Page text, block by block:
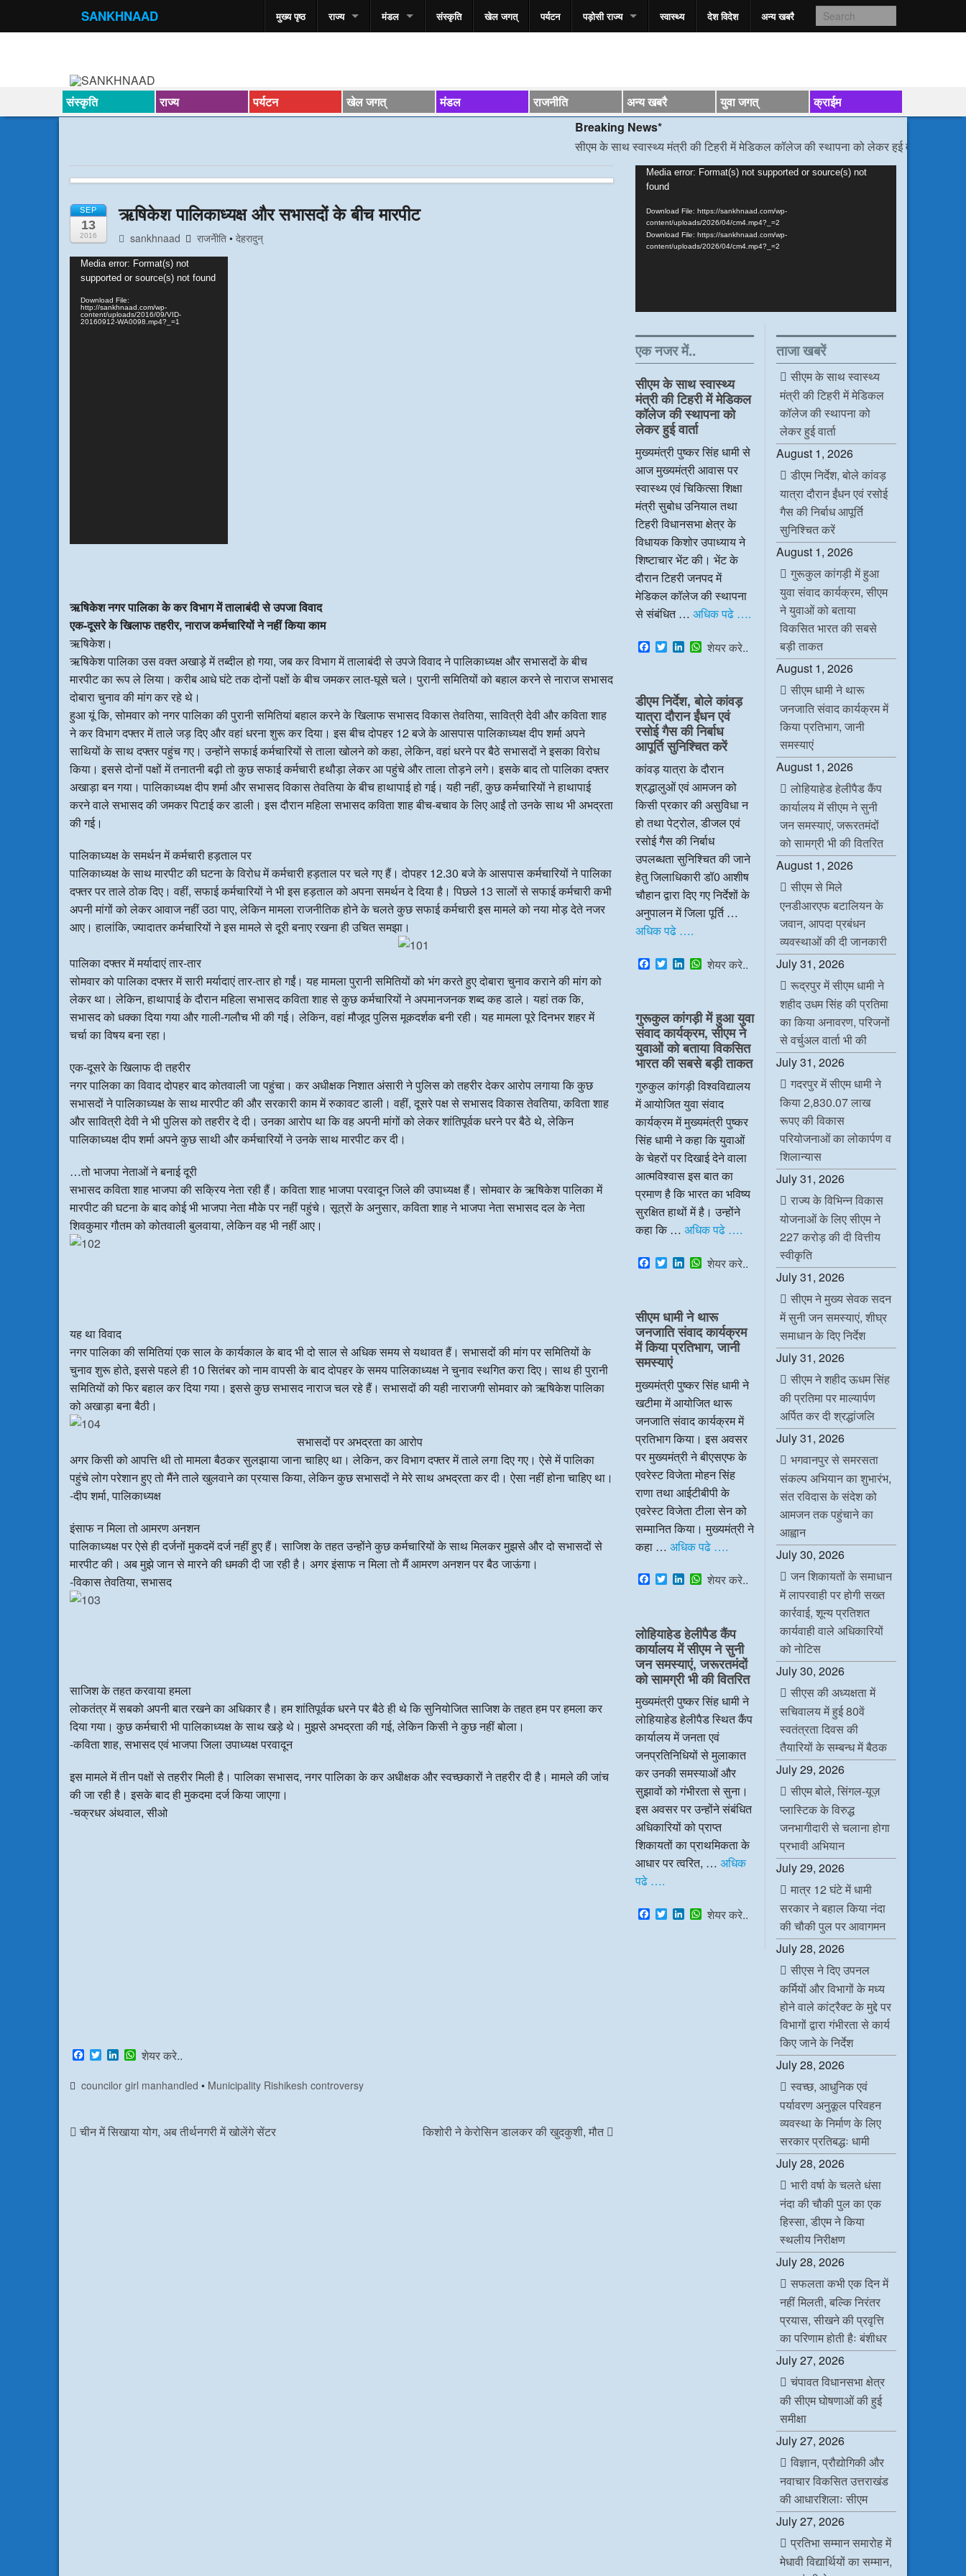
SANKHNAAD मुख्य पृष्ठ राज्य मंडल संस्कृति खेल जगत् पर्यटन पड़ोसी राज्य स्वास्‍थ्य देश विदेश अन्य खबरै
संस्कृति राज्य पर्यटन खेल जगत् मंडल राजनीति अन्य खबरै युवा जगत्
क्राईम
Breaking News*
सीएम के साथ स्वास्थ्य मंत्री की टिहरी में मेडिकल कॉलेज की स्थापना को लेकर हुई वार्ता/*/डीएम निर्देश,
SEP
13
2016
ऋषिकेश पालिकाध्यक्ष और सभासदों के बीच मारपीट
sankhnaad राजनेीति •देहरादुन्
Video
Player
Media error: Format(s) not
supported or source(s) not found
Download File:
http://sankhnaad.com/wp-
content/uploads/2016/09/VID-
20160912-WA0098.mp4?_=1
ऋषिकेश नगर पालिका के कर विभाग में तालाबंदी से उपजा विवाद
एक-दूसरे के खिलाफ तहरीर, नाराज कर्मचारियों ने नहीं किया काम
ऋषिकेश।
ऋषिकेश पालिका उस वक्त अखाड़े में तब्दील हो गया, जब कर विभाग में तालाबंदी से उपजे विवाद ने पालिकाध्यक्ष और सभासदों के बीच
मारपीट का रूप ले लिया। करीब आधे घंटे तक दोनों पक्षों के बीच जमकर लात-घूसे चले। पुरानी समितियों को बहाल करने से नाराज सभासद
दोबारा चुनाव की मांग कर रहे थे।
हुआ यूं कि, सोमवार को नगर पालिका की पुरानी समितियां बहाल करने के खिलाफ सभासद विकास तेवतिया, सावित्री देवी और कविता शाह
ने कर विभाग दफ्तर में ताले जड़ दिए और वहां धरना शुरू कर दिया। इस बीच दोपहर 12 बजे के आसपास पालिकाध्यक्ष दीप शर्मा अपने
साथियों के साथ दफ्तर पहुंच गए। उन्होंने सफाई कर्मचारियों से ताला खोलने को कहा, लेकिन, वहां धरने पर बैठे सभासदों ने इसका विरोध
किया। इससे दोनों पक्षों में तनातनी बढ़ी तो कुछ सफाई कर्मचारी हथौड़ा लेकर आ पहुंचे और ताला तोड़ने लगे। इसके बाद तो पालिका दफ्तर
अखाड़ा बन गया। पालिकाध्यक्ष दीप शर्मा और सभासद विकास तेवतिया के बीच हाथापाई हो गई। यही नहीं, कुछ कर्मचारियों ने हाथापाई
करने वाले सभासद की जमकर पिटाई कर डाली। इस दौरान महिला सभासद कविता शाह बीच-बचाव के लिए आईं तो उनके साथ भी अभद्रता
की गई।
पालिकाध्यक्ष के समर्थन में कर्मचारी हड़ताल पर
पालिकाध्यक्ष के साथ मारपीट की घटना के विरोध में कर्मचारी हड़ताल पर चले गए हैं। दोपहर 12.30 बजे के आसपास कर्मचारियों ने पालिका
दफ्तर पर ताले ठोक दिए। वहीं, सफाई कर्मचारियों ने भी इस हड़ताल को अपना समर्थन दे दिया है। पिछले 13 सालों से सफाई कर्मचारी कभी
अपनी मांगों को लेकर आवाज नहीं उठा पाए, लेकिन मामला राजनीतिक होने के चलते कुछ सफाई कर्मचारी इस मामले को नया मोड़ देते नजर
आए। हालांकि, ज्यादातर कर्मचारियों ने इस मामले से दूरी बनाए रखना ही उचित समझा।
पालिका दफ्तर में मर्यादाएं तार-तार
सोमवार को पालिका दफ्तर में सारी मर्यादाएं तार-तार हो गईं। यह मामला पुरानी समितियों को भंग करते हुए दोबारा चुनाव कराने की मांग को
लेकर था। लेकिन, हाथापाई के दौरान महिला सभासद कविता शाह से कुछ कर्मचारियों ने अपमानजनक शब्द कह डाले। यहां तक कि,
सभासद को धक्का दिया गया और गाली-गलौच भी की गई। लेकिन, वहां मौजूद पुलिस मूकदर्शक बनी रही। यह मामला पूरे दिनभर शहर में
चर्चा का विषय बना रहा।
एक-दूसरे के खिलाफ दी तहरीर
नगर पालिका का विवाद दोपहर बाद कोतवाली जा पहुंचा। कर अधीक्षक निशात अंसारी ने पुलिस को तहरीर देकर आरोप लगाया कि कुछ
सभासदों ने पालिकाध्यक्ष के साथ मारपीट की और सरकारी काम में रुकावट डाली। वहीं, दूसरे पक्ष से सभासद विकास तेवतिया, कविता शाह
और सावित्री देवी ने भी पुलिस को तहरीर दे दी। उनका आरोप था कि वह अपनी मांगों को लेकर शांतिपूर्वक धरने पर बैठे थे, लेकिन
पालिकाध्यक्ष दीप शर्मा अपने कुछ साथी और कर्मचारियों ने उनके साथ मारपीट कर दी।
…तो भाजपा नेताओं ने बनाई दूरी
सभासद कविता शाह भाजपा की सक्रिय नेता रही हैं। कविता शाह भाजपा परवादून जिले की उपाध्यक्ष हैं। सोमवार के ऋषिकेश पालिका में
मारपीट की घटना के बाद कोई भी भाजपा नेता मौके पर नहीं पहुंचे। सूत्रों के अनुसार, कविता शाह ने भाजपा नेता सभासद दल के नेता
शिवकुमार गौतम को कोतवाली बुलवाया, लेकिन वह भी नहीं आए।
यह था विवाद
नगर पालिका की समितियां एक साल के कार्यकाल के बाद भी दो साल से अधिक समय से यथावत हैं। सभासदों की मांग पर समितियों के
चुनाव शुरू होते, इससे पहले ही 10 सितंबर को नाम वापसी के बाद दोपहर के समय पालिकाध्यक्ष ने चुनाव स्थगित करा दिए। साथ ही पुरानी
समितियों को फिर बहाल कर दिया गया। इससे कुछ सभासद नाराज चल रहे हैं। सभासदों की यही नाराजगी सोमवार को ऋषिकेश पालिका
को अखाड़ा बना बैठी।
सभासदों पर अभद्रता का आरोप
अगर किसी को आपत्ति थी तो मामला बैठकर सुलझाया जाना चाहिए था। लेकिन, कर विभाग दफ्तर में ताले लगा दिए गए। ऐसे में पालिका
पहुंचे लोग परेशान हुए तो मैंने ताले खुलवाने का प्रयास किया, लेकिन कुछ सभासदों ने मेरे साथ अभद्रता कर दी। ऐसा नहीं होना चाहिए था।
-दीप शर्मा, पालिकाध्यक्ष
इंसाफ न मिला तो आमरण अनशन
पालिकाध्यक्ष पर ऐसे ही दर्जनों मुकदमें दर्ज नहीं हुए हैं। साजिश के तहत उन्होंने कुछ कर्मचारियों के साथ मिलकर मुझसे और दो सभासदों से
मारपीट की। अब मुझे जान से मारने की धमकी दी जा रही है। अगर इंसाफ न मिला तो मैं आमरण अनशन पर बैठ जाऊंगा।
-विकास तेवतिया, सभासद
साजिश के तहत करवाया हमला
लोकतंत्र में सबको अपनी बात रखने का अधिकार है। हम शांतिपूर्वक धरने पर बैठे ही थे कि सुनियोजित साजिश के तहत हम पर हमला कर
दिया गया। कुछ कर्मचारी भी पालिकाध्यक्ष के साथ खड़े थे। मुझसे अभद्रता की गई, लेकिन किसी ने कुछ नहीं बोला।
-कविता शाह, सभासद एवं भाजपा जिला उपाध्यक्ष परवादून
इस मामले में तीन पक्षों से तहरीर मिली है। पालिका सभासद, नगर पालिका के कर अधीक्षक और स्वच्छकारों ने तहरीर दी है। मामले की जांच
की जा रही है। इसके बाद ही मुकदमा दर्ज किया जाएगा।
-चक्रधर अंथवाल, सीओ
F
a
e
o
k
T
w
t
r
L
k
n
W
a
t
p
शेयर करे..
councilor girl manhandled • Municipality Rishikesh controversy
चीन में सिखाया योग, अब तीर्थनगरी में खोलेंगे सेंटर किशोरी ने केरोसिन डालकर की खुदकुशी, मौत
Video
Player
Media error: Format(s) not supported or source(s) not
found
Download File: https://sankhnaad.com/wp-
content/uploads/2026/04/cm4.mp4?_=2
Download File: https://sankhnaad.com/wp-
content/uploads/2026/04/cm4.mp4?_=2
एक नजर में..
सीएम के साथ स्वास्थ्य
मंत्री की टिहरी में मेडिकल
कॉलेज की स्थापना को
लेकर हुई वार्ता
मुख्यमंत्री पुष्कर सिंह धामी से
आज मुख्यमंत्री आवास पर
स्वास्थ्य एवं चिकित्सा शिक्षा
मंत्री सुबोध उनियाल तथा
टिहरी विधानसभा क्षेत्र के
विधायक किशोर उपाध्याय ने
शिष्टाचार भेंट की। भेंट के
दौरान टिहरी जनपद में
मेडिकल कॉलेज की स्थापना
से संबंधित … अधिक पढे ….
F
a
o
o
k
T
w
t
e
r
L
i
d
I
n
W
h
s
A
p
p
शेयर करे..
डीएम निर्देश, बोले कांवड़
यात्रा दौरान ईंधन एवं
रसोई गैस की निर्बाध
आपूर्ति सुनिश्चित करें
कांवड़ यात्रा के दौरान
श्रद्धालुओं एवं आमजन को
किसी प्रकार की असुविधा न
हो तथा पेट्रोल, डीजल एवं
रसोई गैस की निर्बाध
उपलब्धता सुनिश्चित की जाने
हेतु जिलाधिकारी डॉ0 आशीष
चौहान द्वारा दिए गए निर्देशों के
अनुपालन में जिला पूर्ति …
अधिक पढे ….
F
a
o
o
k
T
w
e
r
L
i
e
d
I
n
W
h
s
A
p
p
शेयर करे..
गुरूकुल कांगड़ी में हुआ युवा
संवाद कार्यक्रम, सीएम ने
युवाओं को बताया विकसित
भारत की सबसे बड़ी ताकत
गुरुकुल कांगड़ी विश्वविद्यालय
में आयोजित युवा संवाद
कार्यक्रम में मुख्यमंत्री पुष्कर
सिंह धामी ने कहा कि युवाओं
के चेहरों पर दिखाई देने वाला
आत्मविश्वास इस बात का
प्रमाण है कि भारत का भविष्य
सुरक्षित हाथों में है। उन्होंने
कहा कि … अधिक पढे ….
F
a
o
o
k
T
w
e
r
L
i
e
d
I
n
W
h
A
p
p
शेयर करे..
सीएम धामी ने थारू
जनजाति संवाद कार्यक्रम
में किया प्रतिभाग, जानी
समस्याएं
मुख्यमंत्री पुष्कर सिंह धामी ने
खटीमा में आयोजित थारू
जनजाति संवाद कार्यक्रम में
प्रतिभाग किया। इस अवसर
पर मुख्यमंत्री ने बीएसएफ के
एवरेस्ट विजेता मोहन सिंह
राणा तथा आईटीबीपी के
एवरेस्ट विजेता टीला सेन को
सम्मानित किया। मुख्यमंत्री ने
कहा … अधिक पढे ….
F
a
b
o
o
k
T
w
t
e
r
L
i
e
d
I
n
W
h
s
A
p
p
शेयर करे..
लोहियाहेड हेलीपैड कैंप
कार्यालय में सीएम ने सुनी
जन समस्याएं, जरूरतमंदों
को सामग्री भी की वितरित
मुख्यमंत्री पुष्कर सिंह धामी ने
लोहियाहेड हेलीपैड स्थित कैंप
कार्यालय में जनता एवं
जनप्रतिनिधियों से मुलाकात
कर उनकी समस्याओं और
सुझावों को गंभीरता से सुना।
इस अवसर पर उन्होंने संबंधित
अधिकारियों को प्राप्त
शिकायतों का प्राथमिकता के
आधार पर त्वरित, … अधिक
पढे ….
F
a
T
w
L
i
W
h
शेयर करे..
ताजा खबरें
सीएम के साथ स्वास्थ्य
मंत्री की टिहरी में मेडिकल
कॉलेज की स्थापना को
लेकर हुई वार्ता
August 1, 2026
डीएम निर्देश, बोले कांवड़
यात्रा दौरान ईंधन एवं रसोई
गैस की निर्बाध आपूर्ति
सुनिश्चित करें
August 1, 2026
गुरूकुल कांगड़ी में हुआ
युवा संवाद कार्यक्रम, सीएम
ने युवाओं को बताया
विकसित भारत की सबसे
बड़ी ताकत
August 1, 2026
सीएम धामी ने थारू
जनजाति संवाद कार्यक्रम में
किया प्रतिभाग, जानी
समस्याएं
August 1, 2026
लोहियाहेड हेलीपैड कैंप
कार्यालय में सीएम ने सुनी
जन समस्याएं, जरूरतमंदों
को सामग्री भी की वितरित
August 1, 2026
सीएम से मिले
एनडीआरएफ बटालियन के
जवान, आपदा प्रबंधन
व्यवस्थाओं की दी जानकारी
July 31, 2026
रूद्रपुर में सीएम धामी ने
शहीद उधम सिंह की प्रतिमा
का किया अनावरण, परिजनों
से वर्चुअल वार्ता भी की
July 31, 2026
गदरपुर में सीएम धामी ने
किया 2,830.07 लाख
रूपए की विकास
परियोजनाओं का लोकार्पण व
शिलान्यास
July 31, 2026
राज्य के विभिन्न विकास
योजनाओं के लिए सीएम ने
227 करोड़ की दी वित्तीय
स्वीकृति
July 31, 2026
सीएम ने मुख्य सेवक सदन
में सुनी जन समस्याएं, शीघ्र
समाधान के दिए निर्देश
July 31, 2026
सीएम ने शहीद ऊधम सिंह
की प्रतिमा पर माल्यार्पण
अर्पित कर दी श्रद्धांजलि
July 31, 2026
भगवानपुर से समरसता
संकल्प अभियान का शुभारंभ,
संत रविदास के संदेश को
आमजन तक पहुंचाने का
आह्वान
July 30, 2026
जन शिकायतों के समाधान
में लापरवाही पर होगी सख्त
कार्रवाई, शून्य प्रतिशत
कार्यवाही वाले अधिकारियों
को नोटिस
July 30, 2026
सीएस की अध्यक्षता में
सचिवालय में हुई 80वें
स्वतंत्रता दिवस की
तैयारियों के सम्बन्ध में बैठक
July 29, 2026
सीएम बोले, सिंगल-यूज़
प्लास्टिक के विरुद्ध
जनभागीदारी से चलाना होगा
प्रभावी अभियान
July 29, 2026
मात्र 12 घंटे में धामी
सरकार ने बहाल किया नंदा
की चौकी पुल पर आवागमन
July 28, 2026
सीएस ने दिए उपनल
कर्मियों और विभागों के मध्य
होने वाले कांट्रैक्ट के मुद्दे पर
विभागों द्वारा गंभीरता से कार्य
किए जाने के निर्देश
July 28, 2026
स्वच्छ, आधुनिक एवं
पर्यावरण अनुकूल परिवहन
व्यवस्था के निर्माण के लिए
सरकार प्रतिबद्धः धामी
July 28, 2026
भारी वर्षा के चलते धंसा
नंदा की चौकी पुल का एक
हिस्सा, डीएम ने किया
स्थलीय निरीक्षण
July 28, 2026
सफलता कभी एक दिन में
नहीं मिलती, बल्कि निरंतर
प्रयास, सीखने की प्रवृत्ति
का परिणाम होती हैः बंशीधर
July 27, 2026
चंपावत विधानसभा क्षेत्र
की सीएम घोषणाओं की हुई
समीक्षा
July 27, 2026
विज्ञान, प्रौद्योगिकी और
नवाचार विकसित उत्तराखंड
की आधारशिलाः सीएम
July 27, 2026
प्रतिभा सम्मान समारोह में
मेधावी विद्यार्थियों का सम्मान,